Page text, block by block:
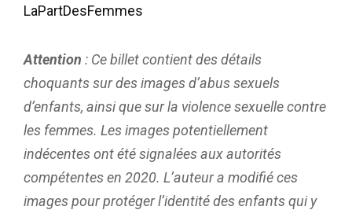
LaPartDesFemmes
Attention : Ce billet contient des détails
choquants sur des images d’abus sexuels
d’enfants, ainsi que sur la violence sexuelle contre
les femmes. Les images potentiellement
indécentes ont été signalées aux autorités
compétentes en 2020. L’auteur a modifié ces
images pour protéger l’identité des enfants qui y